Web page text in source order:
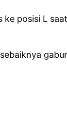
posisi L